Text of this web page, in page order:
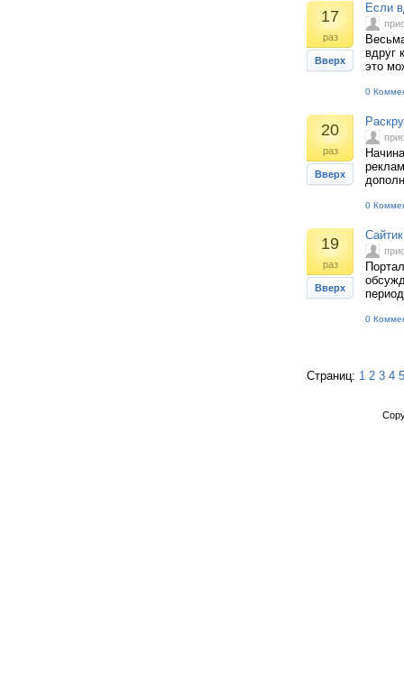
17
раз
Вверх
Если
вдруг
это
0
20
раз
Вверх
0
19
раз
Вверх
0
Страниц: 1 2 3 4 5